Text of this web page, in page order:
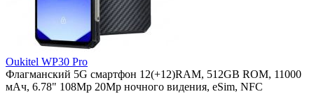
Oukitel WP30 Pro
Флагманский 5G смартфон 12(+12)RAM, 512GB ROM, 11000
мАч, 6.78" 108Mp 20Mp ночного видения, eSim, NFC